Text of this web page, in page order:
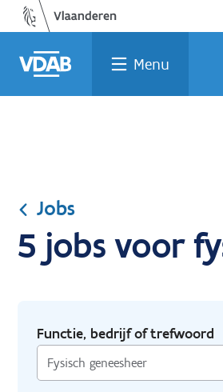
Ga
naar
de
inhoud
Vind
een
job
Vind
een
opleiding
Welke
job
past
bij
Terug
naar
home
Menu
Jobs
5 jobs voor
Functie, bedrijf of trefwoord